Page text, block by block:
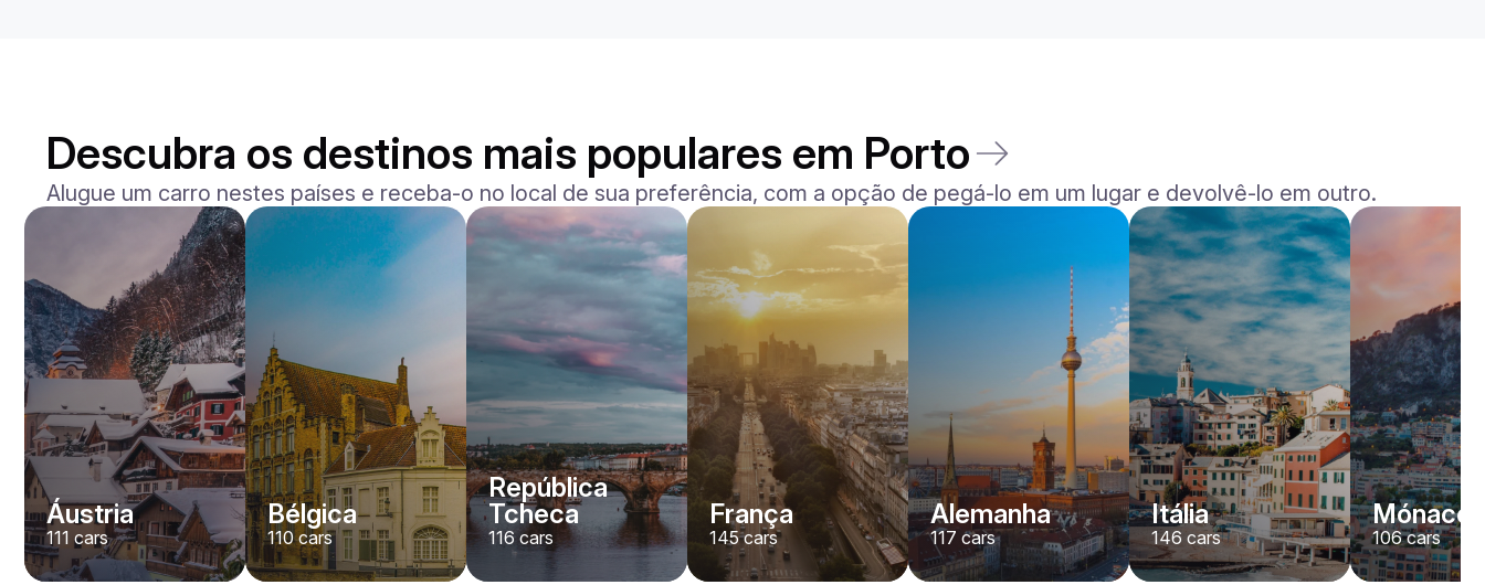
Mercedes Benz
Maybach S-klasse 580
#
YXWG36PR
De 750
Reserve agora
Ferrari
F8 Spider
2022• convertível, desporto
RNWMPA4V
De 1500
Reserve agora
Rolls-Royce
2022•convertível
YJPXZKDA
De 2200
Reserve agora
Descubra os destinos mais populares em Porto
Alugue um carro nestes países e receba-o no local de sua preferência, com a opção de pegá-lo em um lugar e devolvê-lo em outro.
Áustria
111 cars
Bélgica
110cars
República
Tcheca
116cars
França
145cars
Alemanha
117 cars
Itália
146 cars
Mónaco
106cars